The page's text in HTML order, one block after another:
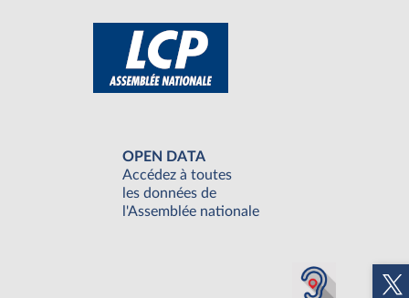
OPEN DATA
Accédez à toutes
les données de
l'Assemblée nationale